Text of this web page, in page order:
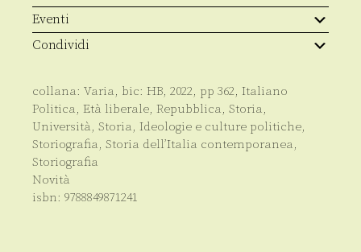
Eventi
Condividi
collana: Varia, bic: HB, 2022, pp 362, Italiano
Politica, Età liberale, Repubblica, Storia,
Università, Storia, Ideologie e culture politiche,
Storiografia, Storia dell’Italia contemporanea,
Storiografia
Novità
isbn: 9788849871241